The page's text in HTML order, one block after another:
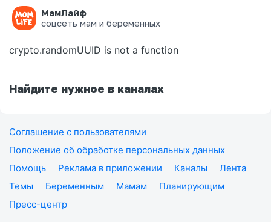
МамЛайф
соцсеть мам и беременных
Ошибка на странице
crypto.randomUUID is not a function
Найдите нужное в каналах
Соглашение с пользователями
Положение об обработке персональных данных
Помощь
Реклама в приложении Каналы
Лента
Темы
Беременным Мамам
Планирующим
Пресс-центр